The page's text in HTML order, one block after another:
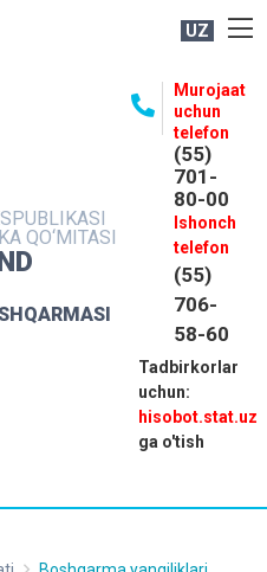
UZ
QO‘MITASI
Murojaat
uchun
telefon
(55)
701-
80-00
Ishonch
telefon
(55)
706-
58-60
Tadbirkorlar
uchun:
hisobot.stat.uz
ga o'tish
XIZMATI